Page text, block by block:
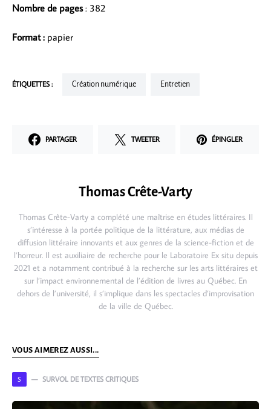
Nombre de pages: 382
Format : papier
ÉTIQUETTES : Création numérique Entretien
PARTAGER TWEETER ÉPINGLER
Thomas Crête-Varty
Thomas Crête-Varty a complété une maîtrise en études littéraires. Il
s’intéresse à la portée politique de la littérature, aux médias de
diffusion littéraire innovants et aux genres de la science-fiction et de
l’horreur. Il est auxiliaire de recherche pour le Laboratoire Ex situ depuis
2021 et a notamment contribué à la recherche sur les arts littéraires et
sur l’impact environnemental de l’édition de livres au Québec. En
dehors de l’université, il s’implique dans les spectacles d’improvisation
de la ville de Québec.
VOUS AIMEREZ AUSSI...
S SURVOL DE TEXTES CRITIQUES